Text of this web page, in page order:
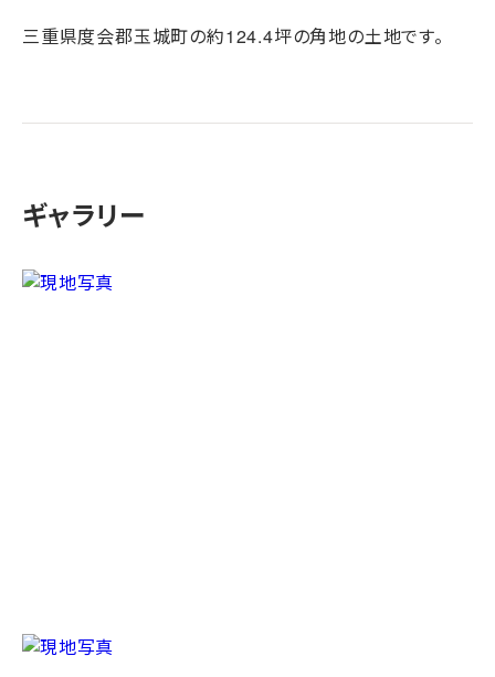
三重県度会郡玉城町の約124.4坪の角地の土地です。
ギャラリー